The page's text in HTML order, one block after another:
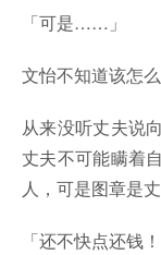
「可是……」
文怡不知道该怎么
从来没听丈夫说
丈夫不可能瞒着
人，可是图章是
「还不快点还钱！